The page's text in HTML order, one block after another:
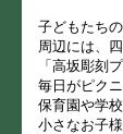
子どもたち
周辺には、
「高坂彫刻
毎日がピク
保育園や学
小さなお子